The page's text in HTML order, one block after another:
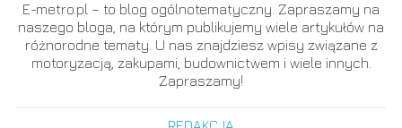
E-metro.pl – to blog ogólnotematyczny. Zapraszamy na
naszego bloga, na którym publikujemy wiele artykułów na
różnorodne tematy. U nas znajdziesz wpisy związane z
motoryzacją, zakupami, budownictwem i wiele innych.
Zapraszamy!